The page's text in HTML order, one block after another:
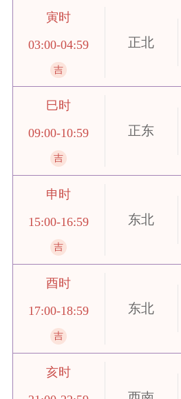
寅时
03:00-04:59
吉
正北
巳时
09:00-10:59
吉
正东
申时
15:00-16:59
吉
东北
酉时
17:00-18:59
吉
东北
亥时